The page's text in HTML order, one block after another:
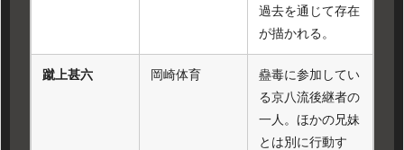
過去を通じて存在
が描かれる。
蹴上甚六 岡崎体育
蠱毒に参加してい
る京八流後継者の
一人。ほかの兄妹
とは別に行動す